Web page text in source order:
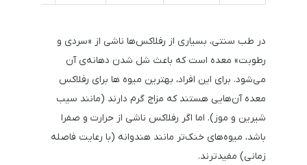
در طب سنتی، بسیاری از رفلاکس‌ها ناشی از «سردی و
رطوبت» معده است که باعث شل شدن دهانه‌ی آن
می‌شود. برای این افراد، بهترین میوه ها برای رفلاکس
معده آن‌هایی هستند که مزاج گرم دارند (مانند سیب
شیرین و موز). اما اگر رفلاکس ناشی از حرارت و صفرا
باشد، میوه‌های خنک‌تر مانند هندوانه (با رعایت فاصله
زمانی) مفیدترند.